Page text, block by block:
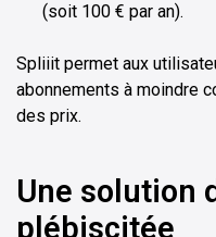
(soit 100 € par an).
Spliiit permet aux
abonnements à moindre
des prix.
Une solution
plébiscitée